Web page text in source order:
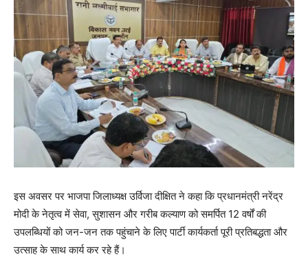
इस अवसर पर भाजपा जिलाध्यक्ष उर्विजा दीक्षित ने कहा कि प्रधानमंत्री नरेंद्र
मोदी के नेतृत्व में सेवा, सुशासन और गरीब कल्याण को समर्पित 12 वर्षों की
उपलब्धियों को जन-जन तक पहुंचाने के लिए पार्टी कार्यकर्ता पूरी प्रतिबद्धता और
उत्साह के साथ कार्य कर रहे हैं।